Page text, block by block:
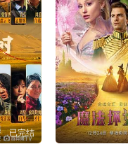
已完结